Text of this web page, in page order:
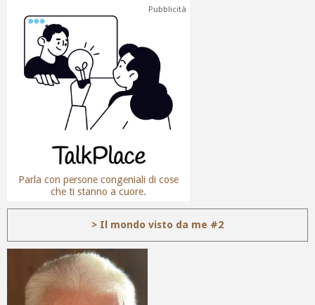
Pubblicità
Parla con persone congeniali di cose
che ti stanno a cuore.
> Il mondo visto da me #2